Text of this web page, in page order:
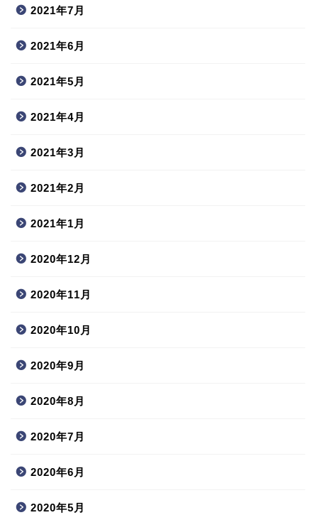
2021年7月
2021年6月
2021年5月
2021年4月
2021年3月
2021年2月
2021年1月
2020年12月
2020年11月
2020年10月
2020年9月
2020年8月
2020年7月
2020年6月
2020年5月